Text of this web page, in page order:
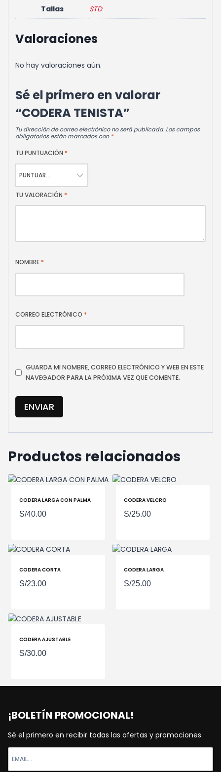
Tallas STD
Valoraciones
No hay valoraciones aún.
Sé el primero en valorar
“CODERA TENISTA”
Tu dirección de correo electrónico no será publicada. Los campos
obligatorios están marcados con *
TU PUNTUACIÓN *
TU VALORACIÓN *
NOMBRE *
CORREO ELECTRÓNICO *
GUARDA MI NOMBRE, CORREO ELECTRÓNICO Y WEB EN ESTE
NAVEGADOR PARA LA PRÓXIMA VEZ QUE COMENTE.
Productos relacionados
CODERA LARGA CON PALMA
S/40.00
CODERA VELCRO
S/25.00
CODERA CORTA
S/23.00
CODERA LARGA
S/25.00
CODERA AJUSTABLE
S/30.00
¡BOLETÍN PROMOCIONAL!
Sé el primero en recibir todas las ofertas y promociones.